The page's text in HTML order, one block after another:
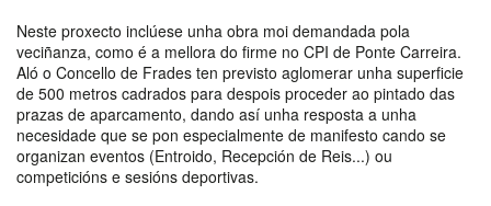
Neste proxecto inclúese unha obra moi demandada pola
veciñanza, como é a mellora do firme no CPI de Ponte Carreira.
Aló o Concello de Frades ten previsto aglomerar unha superficie
de 500 metros cadrados para despois proceder ao pintado das
prazas de aparcamento, dando así unha resposta a unha
necesidade que se pon especialmente de manifesto cando se
organizan eventos (Entroido, Recepción de Reis...) ou
competicións e sesións deportivas.